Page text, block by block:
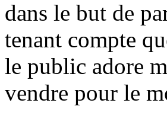
dans le but de
tenant compte
le public adore
vendre pour le